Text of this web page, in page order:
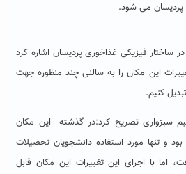
می شود.
ساختار فیزیکی غذاخوری پردیسان اشاره کرد
این مکان را به سالنی چند منظوره جهت
کنیم.
سبزواری تصریح کرد:در گذشته این مکان
و تنها مورد استفاده دانشجویان تحصیلات
اما با اجرای این تغییرات این مکان قابل